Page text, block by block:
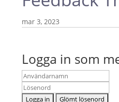
mar 3, 2023
Logga in som